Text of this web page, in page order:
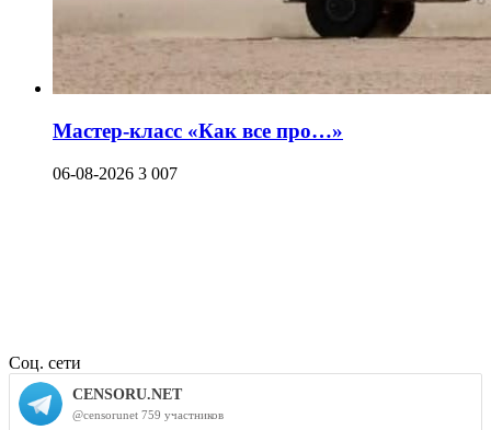
Мастер-класс «Как все про…»
06-08-2026 3 007
Соц. сети